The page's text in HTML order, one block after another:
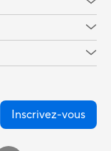
Inscrivez-vous